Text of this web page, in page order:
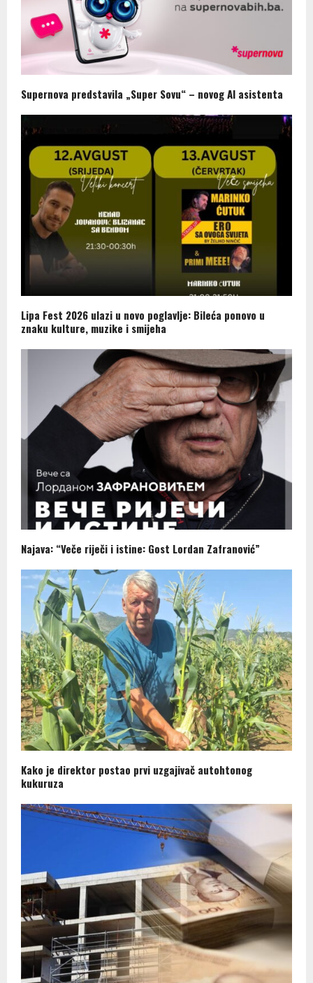
Supernova predstavila „Super Sovu“ – novog AI asistenta
Lipa Fest 2026 ulazi u novo poglavlje: Bileća ponovo u
znaku kulture, muzike i smijeha
Najava: “Veče riječi i istine: Gost Lordan Zafranović”
Kako je direktor postao prvi uzgajivač autohtonog
kukuruza